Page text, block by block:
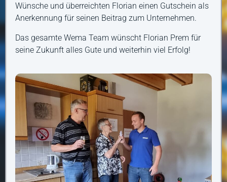
Wünsche und überreichten Florian einen Gutschein als
Anerkennung für seinen Beitrag zum Unternehmen.
Das gesamte Wema Team wünscht Florian Prem für
seine Zukunft alles Gute und weiterhin viel Erfolg!